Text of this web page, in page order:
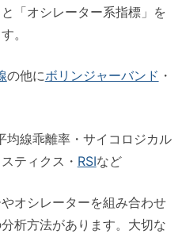
「オシレーター系指標」を
。
の他にボリンジャーバンド ・
線乖離率・サイコロジカル
ティクス・ RSIなど
オシレーターを組み合わせ
析方法があります。大切な